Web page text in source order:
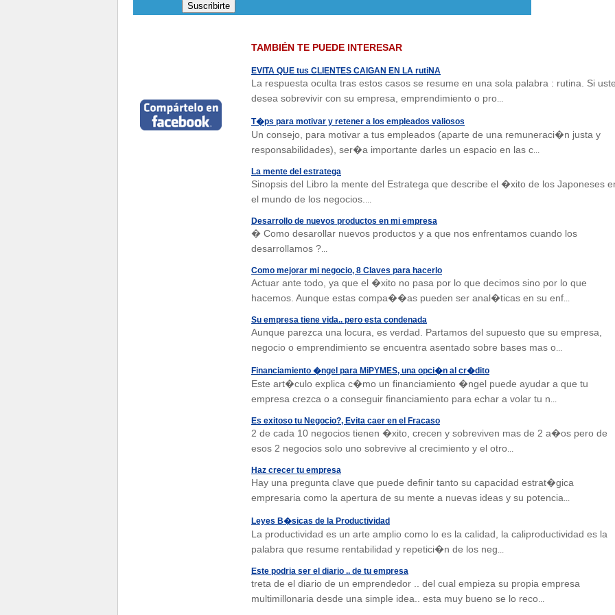
TAMBIÉN TE PUEDE INTERESAR
EVITA QUE tus CLIENTES CAIGAN EN LA rutiNA
La respuesta oculta tras estos casos se resume en una sola palabra : rutina. Si
desea sobrevivir con su empresa, emprendimiento o pro...
T�ps para motivar y retener a los empleados valiosos
Un consejo, para motivar a tus empleados (aparte de una remuneraci�n justa y
responsabilidades), ser�a importante darles un espacio en las c...
La mente del estratega
Sinopsis del Libro la mente del Estratega que describe el �xito de los Japoneses
el mundo de los negocios. ...
Desarrollo de nuevos productos en mi empresa
� Como desarollar nuevos productos y a que nos enfrentamos cuando los
desarrollamos ?...
Como mejorar mi negocio, 8 Claves para hacerlo
Actuar ante todo, ya que el �xito no pasa por lo que decimos sino por lo que
hacemos. Aunque estas compa��as pueden ser anal�ticas en su enf...
Su empresa tiene vida.. pero esta condenada
Aunque parezca una locura, es verdad. Partamos del supuesto que su empresa,
negocio o emprendimiento se encuentra asentado sobre bases mas o...
Financiamiento �ngel para MiPYMES, una opci�n al cr�dito
Este art�culo explica c�mo un financiamiento �ngel puede ayudar a que tu
empresa crezca o a conseguir financiamiento para echar a volar tu n...
Es exitoso tu Negocio?, Evita caer en el Fracaso
2 de cada 10 negocios tienen �xito, crecen y sobreviven mas de 2 a�os pero de
esos 2 negocios solo uno sobrevive al crecimiento y el otro...
Haz crecer tu empresa
Hay una pregunta clave que puede definir tanto su capacidad estrat�gica
empresaria como la apertura de su mente a nuevas ideas y su potencia...
Leyes B�sicas de la Productividad
La productividad es un arte amplio como lo es la calidad, la caliproductividad es la
palabra que resume rentabilidad y repetici�n de los neg...
Este podria ser el diario .. de tu empresa
treta de el diario de un emprendedor .. del cual empieza su propia empresa
multimillonaria desde una simple idea.. esta muy bueno se lo reco...